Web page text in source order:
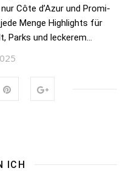
Côte d’Azur und Promi-
Menge Highlights für
Parks und leckerem…
ICH